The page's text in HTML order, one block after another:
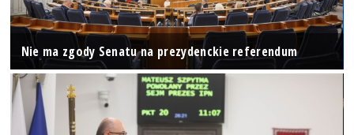
Nie ma zgody Senatu na prezydenckie referendum